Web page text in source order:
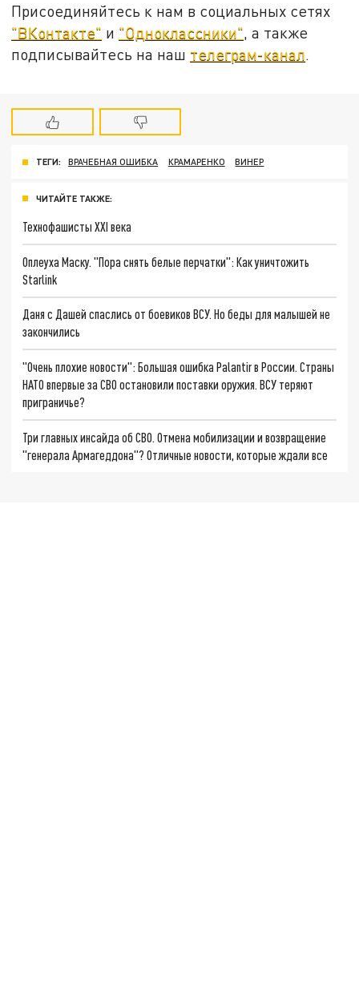
Присоединяйтесь к нам в социальных сетях
"ВКонтакте" и "Одноклассники", а также
подписывайтесь на наш телеграм-канал.
ТЕГИ: ВРАЧЕБНАЯ ОШИБКА КРАМАРЕНКО ВИНЕР
ЧИТАЙТЕ ТАКЖЕ:
Технофашисты XXI века
Оплеуха Маску. "Пора снять белые перчатки": Как уничтожить
Starlink
Даня с Дашей спаслись от боевиков ВСУ. Но беды для малышей не
закончились
"Очень плохие новости": Большая ошибка Palantir в России. Страны
НАТО впервые за СВО остановили поставки оружия. ВСУ теряют
приграничье?
Три главных инсайда об СВО. Отмена мобилизации и возвращение
"генерала Армагеддона"? Отличные новости, которые ждали все